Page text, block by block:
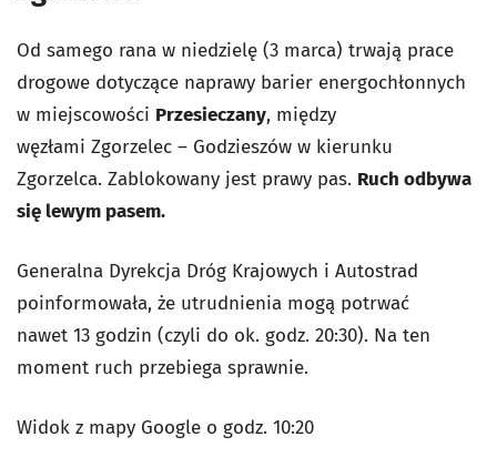
Od samego rana w niedzielę (3 marca) trwają prace
drogowe dotyczące naprawy barier energochłonnych
w miejscowości Przesieczany, między
węzłami Zgorzelec – Godzieszów w kierunku
Zgorzelca. Zablokowany jest prawy pas. Ruch odbywa
się lewym pasem.
Generalna Dyrekcja Dróg Krajowych i Autostrad
poinformowała, że utrudnienia mogą potrwać
nawet 13 godzin (czyli do ok. godz. 20:30). Na ten
moment ruch przebiega sprawnie.
Widok z mapy Google o godz. 10:20